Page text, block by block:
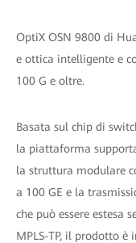
OptiX OSN 9800 di
e ottica intelligente e
100 G e oltre.
Basata sul chip di
la piattaforma
la struttura modulare
a 100 GE e la
che può essere estesa
MPLS-TP, il prodotto